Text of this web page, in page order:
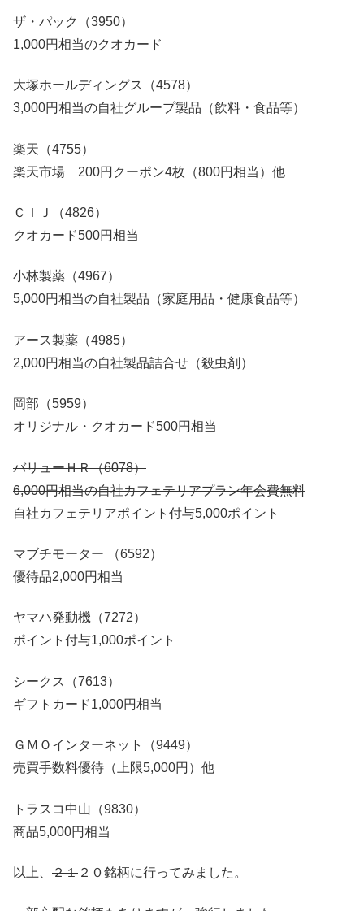
ザ・パック（3950）
1,000円相当のクオカード
大塚ホールディングス（4578）
3,000円相当の自社グループ製品（飲料・食品等）
楽天（4755）
楽天市場 200円クーポン4枚（800円相当）他
ＣＩＪ（4826）
クオカード500円相当
小林製薬（4967）
5,000円相当の自社製品（家庭用品・健康食品等）
アース製薬（4985）
2,000円相当の自社製品詰合せ（殺虫剤）
岡部（5959）
オリジナル・クオカード500円相当
バリューＨＲ（6078）
6,000円相当の自社カフェテリアプラン年会費無料
自社カフェテリアポイント付与5,000ポイント
マブチモーター （6592）
優待品2,000円相当
ヤマハ発動機（7272）
ポイント付与1,000ポイント
シークス（7613）
ギフトカード1,000円相当
ＧＭＯインターネット（9449）
売買手数料優待（上限5,000円）他
トラスコ中山（9830）
商品5,000円相当
以上、 ２１ ２０銘柄に行ってみました。